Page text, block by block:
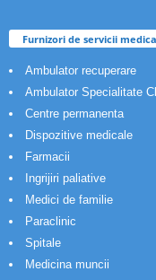
Furnizori de servicii
Ambulator recuperare
Ambulator Specialitate
Centre permanenta
Dispozitive medicale
Farmacii
Ingrijiri paliative
Medici de familie
Paraclinic
Spitale
Medicina muncii